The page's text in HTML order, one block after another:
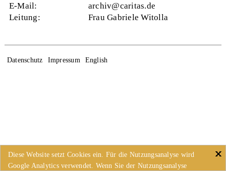
E-Mail:
archiv@caritas.de
Leitung:
Frau Gabriele Witolla
Datenschutz Impressum English
Diese Website setzt Cookies ein. Für die Nutzungsanalyse wird
Google Analytics verwendet. Wenn Sie der Nutzungsanalyse